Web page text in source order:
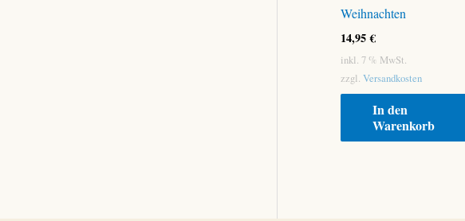
Weihnachten
14,95€
inkl. 7 % MwSt.
zzgl.Versandkosten
In den
Warenkorb